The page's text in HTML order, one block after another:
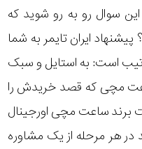
سوال رو به رو شوید که
ایران تایمر به شما
است: به استایل و سبک
مچی که قصد خریدش را
برند ساعت مچی اورجینال
در هر مرحله از یک مشاوره